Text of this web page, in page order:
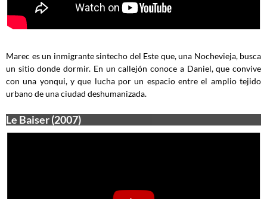
Marec es un inmigrante sintecho del Este que, una Nochevieja, busca
un sitio donde dormir. En un callejón conoce a Daniel, que convive
con una yonqui, y que lucha por un espacio entre el amplio tejido
urbano de una ciudad deshumanizada.
Le Baiser (2007)